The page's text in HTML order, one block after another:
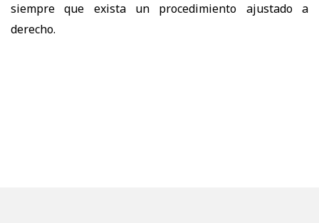
siempre que exista un procedimiento ajustado a
derecho.